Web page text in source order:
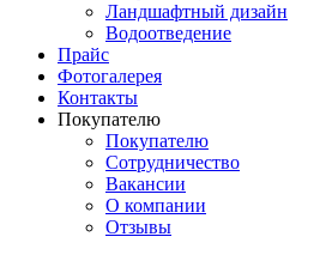
Ландшафтный дизайн
Водоотведение
Прайс
Фотогалерея
Контакты
Покупателю
Покупателю
Сотрудничество
Вакансии
О компании
Отзывы